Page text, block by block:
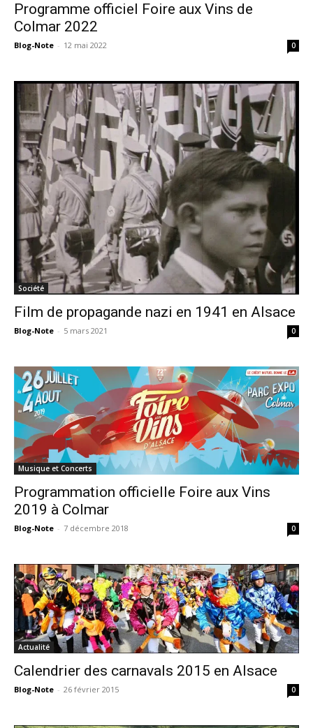
Programme officiel Foire aux Vins de
Colmar 2022
Blog-Note - 12 mai 2022 0
Société
Film de propagande nazi en 1941 en Alsace
Blog-Note - 5 mars 2021 0
Musique et Concerts
Programmation officielle Foire aux Vins
2019 à Colmar
Blog-Note - 7 décembre 2018 0
Actualité
Calendrier des carnavals 2015 en Alsace
Blog-Note - 26 février 2015 0